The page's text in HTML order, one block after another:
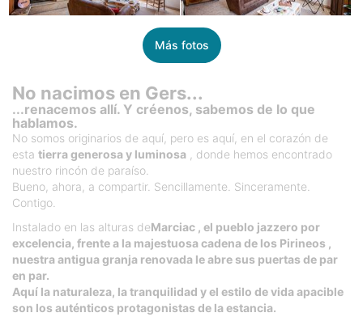
Más fotos
No nacimos en Gers...
...renacemos allí. Y créenos, sabemos de lo que
hablamos.
No somos originarios de aquí, pero es aquí, en el corazón de
esta tierra generosa y luminosa , donde hemos encontrado
nuestro rincón de paraíso.
Bueno, ahora, a compartir. Sencillamente. Sinceramente.
Contigo.
Instalado en las alturas deMarciac , el pueblo jazzero por
excelencia, frente a la majestuosa cadena de los Pirineos ,
nuestra antigua granja renovada le abre sus puertas de par
en par.
Aquí la naturaleza, la tranquilidad y el estilo de vida apacible
son los auténticos protagonistas de la estancia.